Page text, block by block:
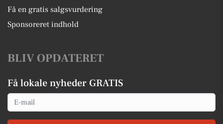
Få en gratis salgsvurdering
Sponsoreret indhold
BLIV OPDATERET
Få lokale nyheder GRATIS
Email